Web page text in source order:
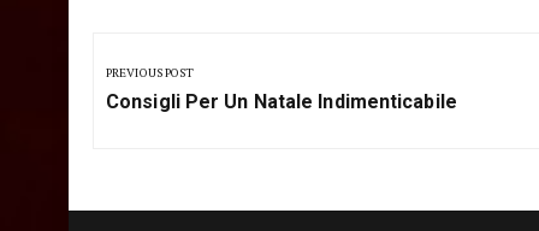
articoli
PREVIOUS POST
Previous
Consigli Per Un Natale Indimenticabile